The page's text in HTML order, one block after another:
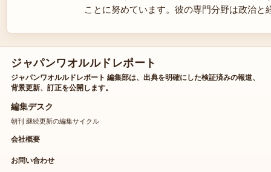
ことに努めています。彼の専門分野は政治と
ジャパンワオルルドレポート
ジャパンワオルルドレポート 編集部は、出典を明確にした検証済みの報道、
背景更新、訂正を公開します。
編集デスク
朝刊 継続更新の編集サイクル
会社概要
お問い合わせ